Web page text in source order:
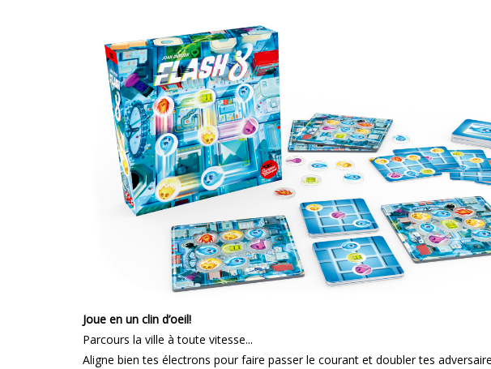
Joue en un clin d’oeil!
Parcours la ville à toute vitesse...
Aligne bien tes électrons pour faire passer le courant et doubler tes